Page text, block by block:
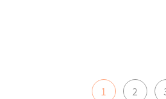
1 2